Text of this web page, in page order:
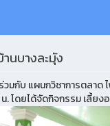
นบางละมุัง
กับ แผนกวิชาการตลา
ดยได้จัดกิจกรรม เลี้ย